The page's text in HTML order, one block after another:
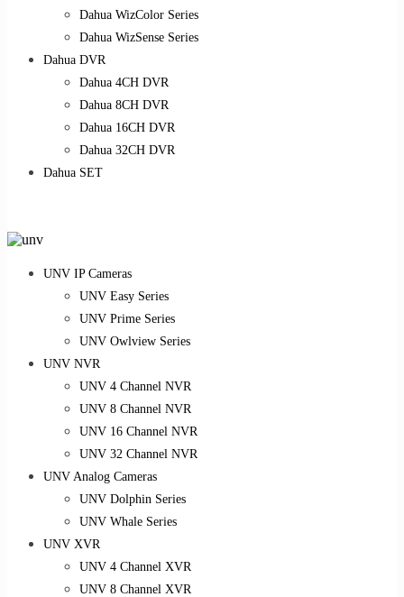
Dahua WizColor Series
Dahua WizSense Series
Dahua DVR
Dahua 4CH DVR
Dahua 8CH DVR
Dahua 16CH DVR
Dahua 32CH DVR
Dahua SET
UNV IP Cameras
UNV Easy Series
UNV Prime Series
UNV Owlview Series
UNV NVR
UNV 4 Channel NVR
UNV 8 Channel NVR
UNV 16 Channel NVR
UNV 32 Channel NVR
UNV Analog Cameras
UNV Dolphin Series
UNV Whale Series
UNV XVR
UNV 4 Channel XVR
UNV 8 Channel XVR